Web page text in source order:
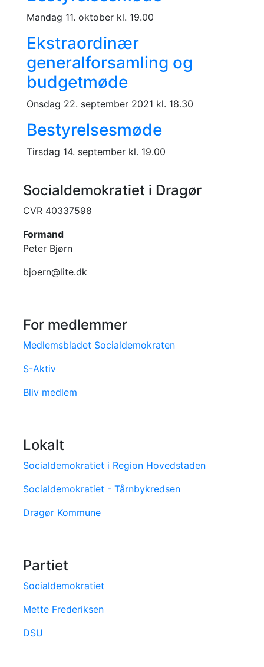
Mandag 11. oktober kl. 19.00
Ekstraordinær
generalforsamling og
budgetmøde
Onsdag 22. september 2021 kl. 18.30
Bestyrelsesmøde
Tirsdag 14. september kl. 19.00
Socialdemokratiet i Dragør
CVR 40337598
Formand
Peter Bjørn
bjoern@lite.dk
For medlemmer
Medlemsbladet Socialdemokraten
S-Aktiv
Bliv medlem
Lokalt
Socialdemokratiet i Region Hovedstaden
Socialdemokratiet - Tårnbykredsen
Dragør Kommune
Partiet
Socialdemokratiet
Mette Frederiksen
DSU